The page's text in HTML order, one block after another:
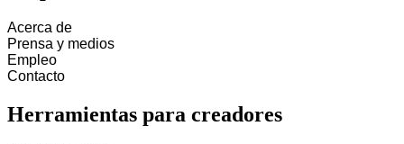
Acerca de
Prensa y medios
Empleo
Contacto
Herramientas para creadores